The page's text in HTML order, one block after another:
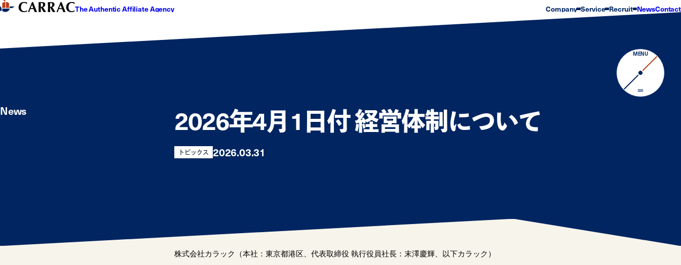
The Authentic Affiliate Agency Company Service Recruit
福利厚生・サポート制
新卒採用
キャリア採用
NewsContact
News 2026年4月1日付 経営体制について
トピックス 2026.03.31
株式会社カラック（本社：東京都港区、代表取締役 執行役員社長：末澤慶輝、以下カラック）
MENU